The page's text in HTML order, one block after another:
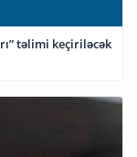
təlimi keçiriləcək